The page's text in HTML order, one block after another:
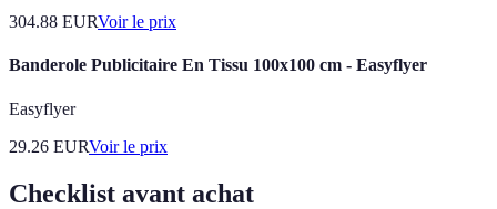
304.88 EURVoir le prix
Banderole Publicitaire En Tissu 100x100 cm - Easyflyer
Easyflyer
29.26 EURVoir le prix
Checklist avant achat